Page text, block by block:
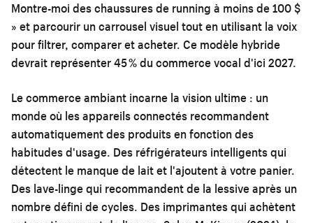
Montre-moi des chaussures de running à moins de 100 $
» et parcourir un carrousel visuel tout en utilisant la voix
pour filtrer, comparer et acheter. Ce modèle hybride
devrait représenter 45 % du commerce vocal d'ici 2027.
Le commerce ambiant incarne la vision ultime : un
monde où les appareils connectés recommandent
automatiquement des produits en fonction des
habitudes d'usage. Des réfrigérateurs intelligents qui
détectent le manque de lait et l'ajoutent à votre panier.
Des lave-linge qui recommandent de la lessive après un
nombre défini de cycles. Des imprimantes qui achètent